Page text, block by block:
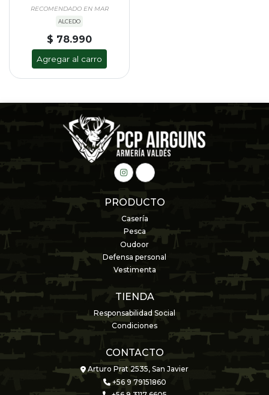
RECOMENDADO EN MAR
ALCEDO
$ 78.990
Agregar al carro
PRODUCTO
Casería
Pesca
Oudoor
Defensa personal
Vestimenta
TIENDA
Responsabilidad Social
Condiciones
CONTACTO
Arturo Prat 2535, San Javier
+56 9 79151860